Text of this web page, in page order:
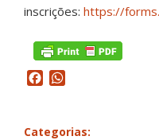
inscrições: https://
Facebook
Categorias: